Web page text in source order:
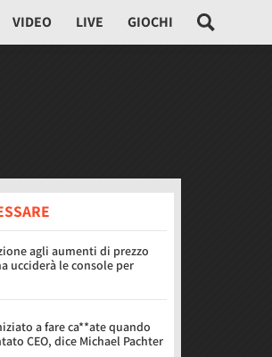
VIDEO LIVE GIOCHI
agli aumenti di prezzo
ucciderà le console per
a fare ca**ate quando
CEO, dice Michael Pachter